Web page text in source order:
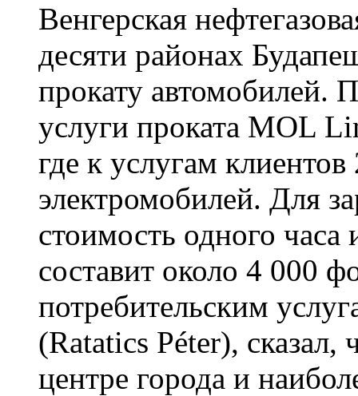
Венгерская
десяти районах
прокату автомобилей.
услуги проката MOL
где к услугам
электромобилей. Для
стоимость одного часа
составит около 4 000
потребительским
(Ratatics Péter), сказал,
центре города и